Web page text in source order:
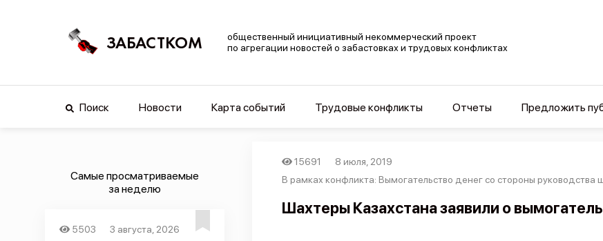
ЗАБАСТКОМ
общественный инициативный некоммерческий проект
по агрегации новостей о забастовках и трудовых конфликтах
Поиск Новости Карта событий Трудовые конфликты Отчеты Предложить
Самые просматриваемые
за неделю
5503
3 августа, 2026
15691
8 июля, 2019
В рамках конфликта: Вымогательство денег со стороны руководства
Шахтеры Казахстана заявили о